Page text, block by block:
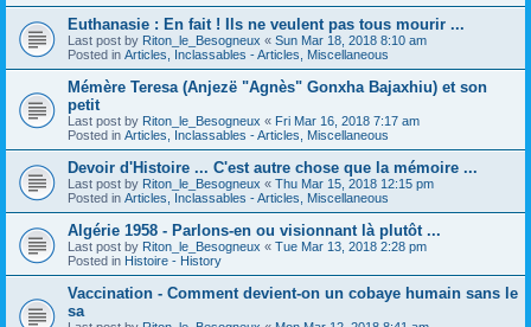
Euthanasie : En fait ! Ils ne veulent pas tous mourir ...
Last post by Riton_le_Besogneux « Sun Mar 18, 2018 8:10 am
Posted in Articles, Inclassables - Articles, Miscellaneous
Mémère Teresa (Anjezë "Agnès" Gonxha Bajaxhiu) et son
petit
Last post by Riton_le_Besogneux « Fri Mar 16, 2018 7:17 am
Posted in Articles, Inclassables - Articles, Miscellaneous
Devoir d'Histoire ... C'est autre chose que la mémoire ...
Last post by Riton_le_Besogneux « Thu Mar 15, 2018 12:15 pm
Posted in Articles, Inclassables - Articles, Miscellaneous
Algérie 1958 - Parlons-en ou visionnant là plutôt ...
Last post by Riton_le_Besogneux « Tue Mar 13, 2018 2:28 pm
Posted in Histoire - History
Vaccination - Comment devient-on un cobaye humain sans le
sa